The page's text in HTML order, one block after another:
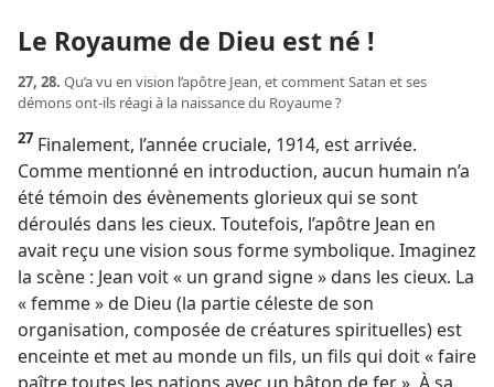
Le Royaume de Dieu est né !
27, 28. Qu’a vu en vision l’apôtre Jean, et comment Satan et ses
démons ont-​ils réagi à la naissance du Royaume ?
27 Finalement, l’année cruciale, 1914, est arrivée.
Comme mentionné en introduction, aucun humain n’a
été témoin des évènements glorieux qui se sont
déroulés dans les cieux. Toutefois, l’apôtre Jean en
avait reçu une vision sous forme symbolique. Imaginez
la scène : Jean voit « un grand signe » dans les cieux. La
« femme » de Dieu (la partie céleste de son
organisation, composée de créatures spirituelles) est
enceinte et met au monde un fils, un fils qui doit « faire